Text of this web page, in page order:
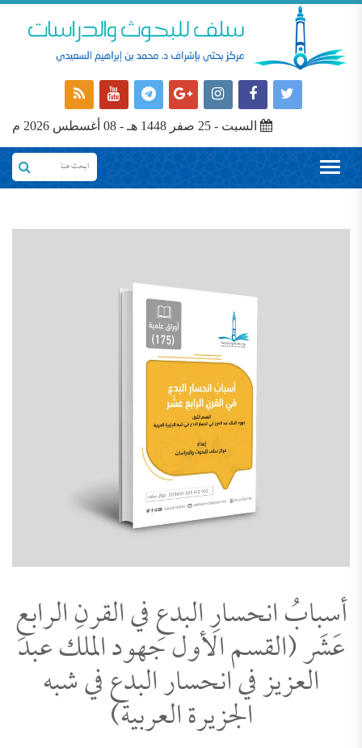
السبت - 25 صفر 1448 هـ - 08 أغسطس 2026 م
أسبابُ انحسارِ البدعِ في القرنِ الرابعِ
عَشَر (القسم الأول جهود الملك عبد
العزيز في انحسار البدع في شبه
الجزيرة العربية)